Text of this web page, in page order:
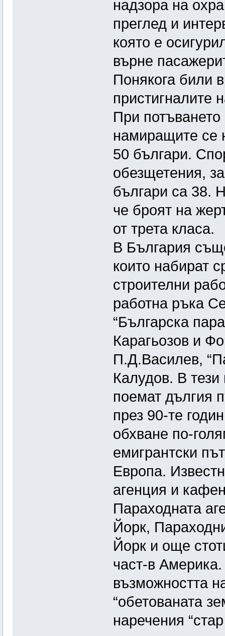
надзора на
преглед и
която е
върне
Понякога били
пристигналите
При потъването
намиращите се
50 българи.
обезщетения,
българи са 38.
че броят на
от трета класа.
В България
които набират
строителни
работна ръка
“Българска
Карагьозов и
П.Д.Василев,
Калудов. В
поемат дългия
през 90-те
обхване по-
емигрантски
Европа.
агенция и
Параходната
Йорк,
Йорк и още
част-в Америка.
възможността
“обетованата
наречения